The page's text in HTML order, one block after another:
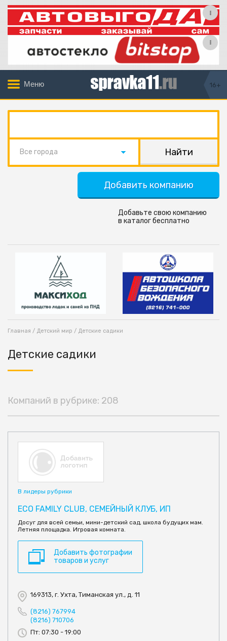
Меню 16+
Все города
Добавить компанию
Добавьте свою компанию
в каталог бесплатно
Главная / Детский мир / Детские садики
Детские садики
Компаний в рубрике: 208
В лидеры рубрики
ECO FAMILY CLUB, СЕМЕЙНЫЙ КЛУБ, ИП
Досуг для всей семьи, мини-детский сад, школа будущих мам.
Летняя площадка. Игровая комната.
Добавить фотографии
товаров и услуг
169313, г. Ухта, Тиманская ул., д. 11
(8216) 767994
(8216) 710706
Пт: 07:30 - 19:00